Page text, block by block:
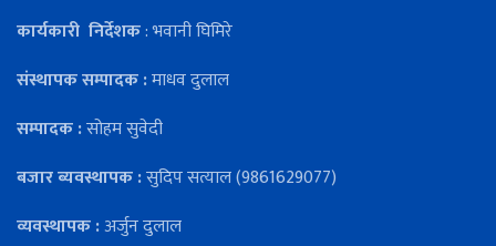
कार्यकारी निर्देशक: भवानी घिमिरे
संस्थापक सम्पादक :माधव दुलाल
सम्पादक :सोहम सुवेदी
बजार ब्यवस्थापक :सुदिप सत्याल (9861629077)
व्यवस्थापक :अर्जुन दुलाल